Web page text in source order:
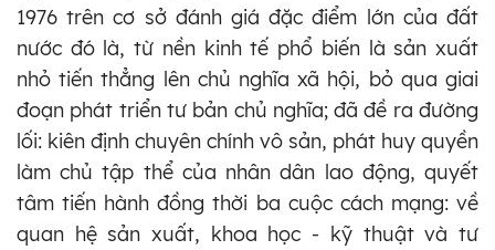
1976 trên cơ sở đánh giá đặc điểm lớn của đất
nước đó là, từ nền kinh tế phổ biến là sản xuất
nhỏ tiến thẳng lên chủ nghĩa xã hội, bỏ qua giai
đoạn phát triển tư bản chủ nghĩa; đã đề ra đường
lối: kiên định chuyên chính vô sản, phát huy quyền
làm chủ tập thể của nhân dân lao động, quyết
tâm tiến hành đồng thời ba cuộc cách mạng: về
quan hệ sản xuất, khoa học - kỹ thuật và tư